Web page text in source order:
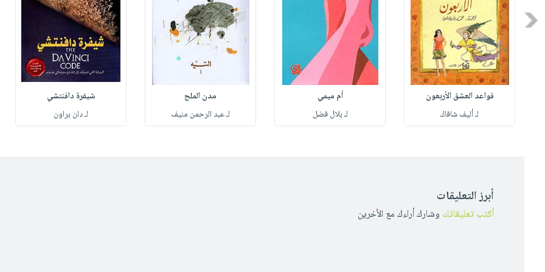
Previous
قواعد العشق الأربعون
لـ أليف شافاك
أم ميمي
لـ بلال فضل
مدن الملح
لـ عبد الرحمن منيف
شيفرة دافنتشي
لـ دان براون
أبرز التعليقات
أكتب تعليقاتك وشارك أراءك مع الأخرين